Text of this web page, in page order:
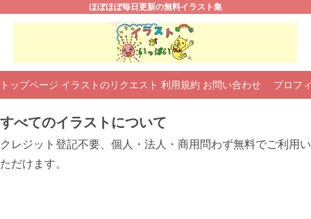
ほぼほぼ毎日更新の無料イラスト集
トップページ イラストのリクエスト 利用規約 お問い合わせ プロフ
すべてのイラストについて
クレジット登記不要、個人・法人・商用問わず無料でご利用い
ただけます。